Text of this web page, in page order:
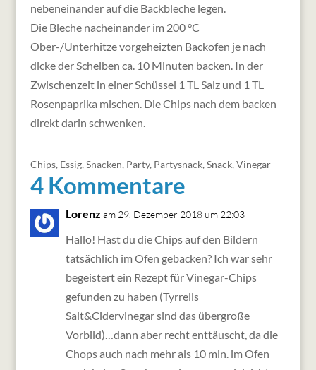
nebeneinander auf die Backbleche legen.
Die Bleche nacheinander im 200 °C
Ober-/Unterhitze vorgeheizten Backofen je nach
dicke der Scheiben ca. 10 Minuten backen. In der
Zwischenzeit in einer Schüssel 1 TL Salz und 1 TL
Rosenpaprika mischen. Die Chips nach dem backen
direkt darin schwenken.
Chips, Essig, Snacken, Party, Partysnack, Snack, Vinegar
4 Kommentare
Lorenz am 29. Dezember 2018 um 22:03
Hallo! Hast du die Chips auf den Bildern
tatsächlich im Ofen gebacken? Ich war sehr
begeistert ein Rezept für Vinegar-Chips
gefunden zu haben (Tyrrells
Salt&Cidervinegar sind das übergroße
Vorbild)…dann aber recht enttäuscht, da die
Chops auch nach mehr als 10 min. im Ofen